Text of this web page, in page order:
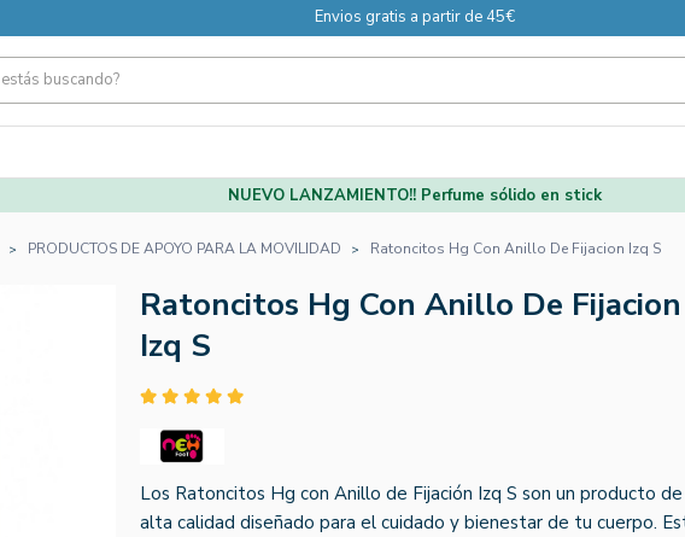
Envios gratis a partir de 45€
NUEVO LANZAMIENTO!! Perfume sólido en stick
PRODUCTOS DE APOYO PARA LA MOVILIDAD Ratoncitos Hg Con Anillo De Fijacion Izq S
Ratoncitos Hg Con Anillo De Fijacion
Izq S
Los Ratoncitos Hg con Anillo de Fijación Izq S son un producto de
alta calidad diseñado para el cuidado y bienestar de tu cuerpo.